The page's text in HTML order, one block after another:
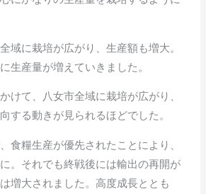
域に栽培が広がり、生産額も増大。
生産量が増えていきました。
けて、八女市全域に栽培が広がり、
する動きが見られるほどでした。
食糧生産が優先されたことにより、
。それでも終戦後には輸出の再開が
増大されました。高度成長ととも